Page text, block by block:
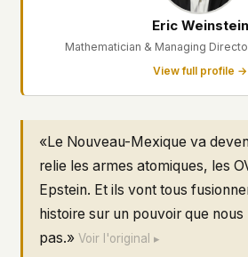
Eric Weinstein
Mathematician & Managing
View full profile →
«Le Nouveau-Mexique va
relie les armes atomiques, les
Epstein. Et ils vont tous
histoire sur un pouvoir que
pas.»Voir l'original ▸